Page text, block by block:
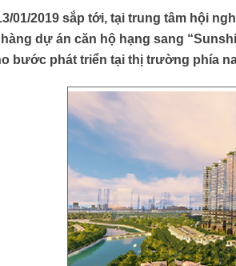
01/2019 sắp tới, tại trung tâm hội
dự án căn hộ hạng sang
bước phát triển tại thị trường phía